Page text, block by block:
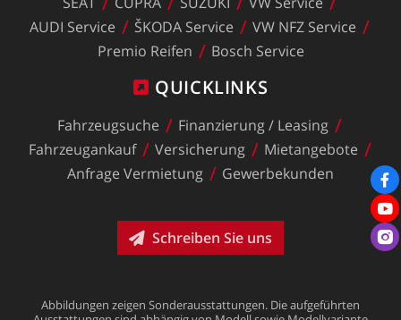
AUDI Service ŠKODA Service VW NFZ Service
Premio Reifen Bosch Service
QUICKLINKS
Fahrzeugsuche Finanzierung/ Leasing
Fahrzeugankauf
Versicherung
Mietangebote
Anfrage Vermietung Gewerbekunden
Schreiben Sie uns
Abbildungen zeigen Sonderausstattungen. Dieaufgeführten